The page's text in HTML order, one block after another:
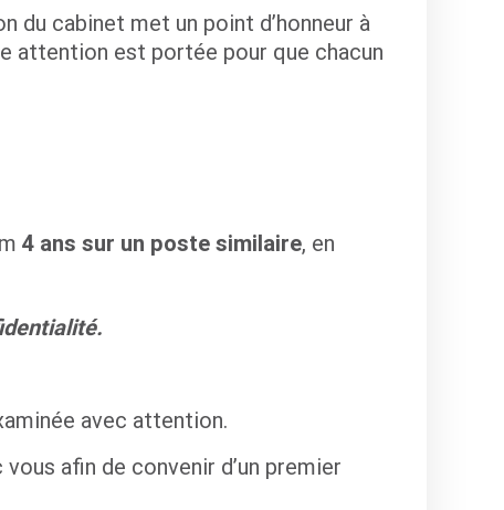
du cabinet met un point d’honneur à
attention est portée pour que chacun
4 ans sur un poste similaire, en
avec attention.
afin de convenir d’un premier